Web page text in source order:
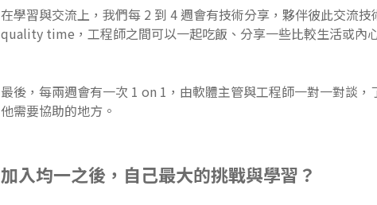
在學習與交流上，我們每 2 到 4 週會有技術分享，夥伴彼此交流
quality time，工程師之間可以一起吃飯、分享一些比較生活或內
最後，每兩週會有一次 1 on 1，由軟體主管與工程師一對一對談
他需要協助的地方。
加入均一之後，自己最大的挑戰與學習？